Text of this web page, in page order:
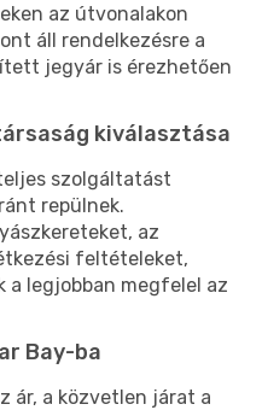
az útvonalakon
áll rendelkezésre a
jegyár is érezhetően
kiválasztása
szolgáltatást
repülnek.
az
feltételeket,
a legjobban megfelel az
Bay-ba
ár, a közvetlen járat a